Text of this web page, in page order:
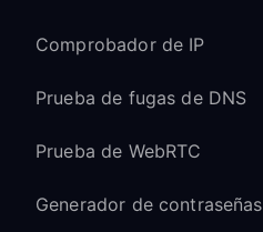
Comprobador de IP
Prueba de fugas de DNS
Prueba de WebRTC
Generador de contraseñas